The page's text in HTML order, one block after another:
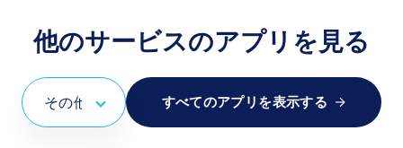
他のサービスのアプリを見る
すべてのアプリを表示する